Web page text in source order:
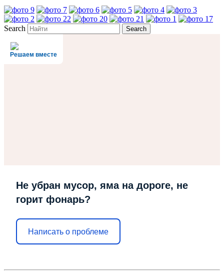
Search
Решаем вместе
Не убран мусор, яма на дороге, не
горит фонарь?
Написать о проблеме